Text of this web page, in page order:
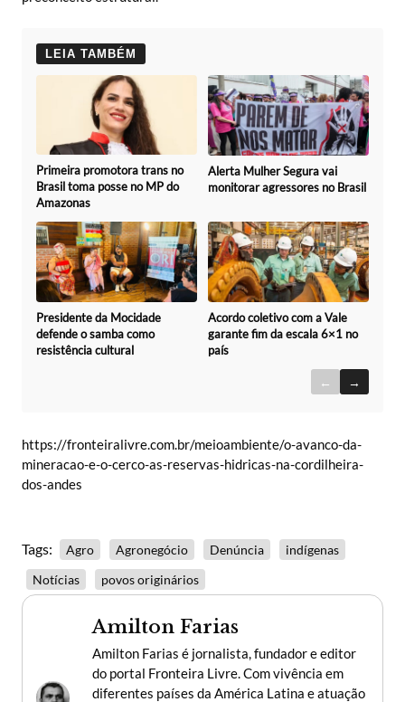
LEIA TAMBÉM
Primeira promotora trans no
Brasil toma posse no MP do
Amazonas
Alerta Mulher Segura vai
monitorar agressores no Brasil
Presidente da Mocidade
defende o samba como
resistência cultural
Acordo coletivo com a Vale
garante fim da escala 6×1 no
país
← →
https://fronteiralivre.com.br/meioambiente/o-avanco-da-
mineracao-e-o-cerco-as-reservas-hidricas-na-cordilheira-
dos-andes
Tags: Agro Agronegócio Denúncia
indígenas
Notícias
povos originários
Amilton Farias
Amilton Farias é jornalista, fundador e editor
do portal Fronteira Livre. Com vivência em
diferentes países da América Latina e atuação